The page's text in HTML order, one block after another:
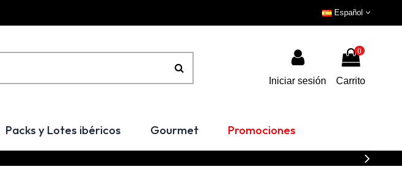
Español
Iniciar sesión
0
Carrito
Packs y Lotes ibéricos Gourmet Promociones